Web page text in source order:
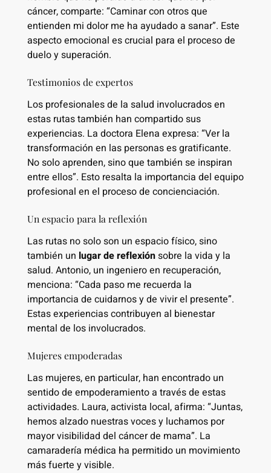
cáncer, comparte: “Caminar con otros que
entienden mi dolor me ha ayudado a sanar”. Este
aspecto emocional es crucial para el proceso de
duelo y superación.
Testimonios de expertos
Los profesionales de la salud involucrados en
estas rutas también han compartido sus
experiencias. La doctora Elena expresa: “Ver la
transformación en las personas es gratificante.
No solo aprenden, sino que también se inspiran
entre ellos”. Esto resalta la importancia del equipo
profesional en el proceso de concienciación.
Un espacio para la reflexión
Las rutas no solo son un espacio físico, sino
también un lugar de reflexiónsobre la vida y la
salud. Antonio, un ingeniero en recuperación,
menciona: “Cada paso me recuerda la
importancia de cuidarnos y de vivir el presente”.
Estas experiencias contribuyen al bienestar
mental de los involucrados.
Mujeres empoderadas
Las mujeres, en particular, han encontrado un
sentido de empoderamiento a través de estas
actividades. Laura, activista local, afirma: “Juntas,
hemos alzado nuestras voces y luchamos por
mayor visibilidad del cáncer de mama”. La
camaradería médica ha permitido un movimiento
más fuerte y visible.